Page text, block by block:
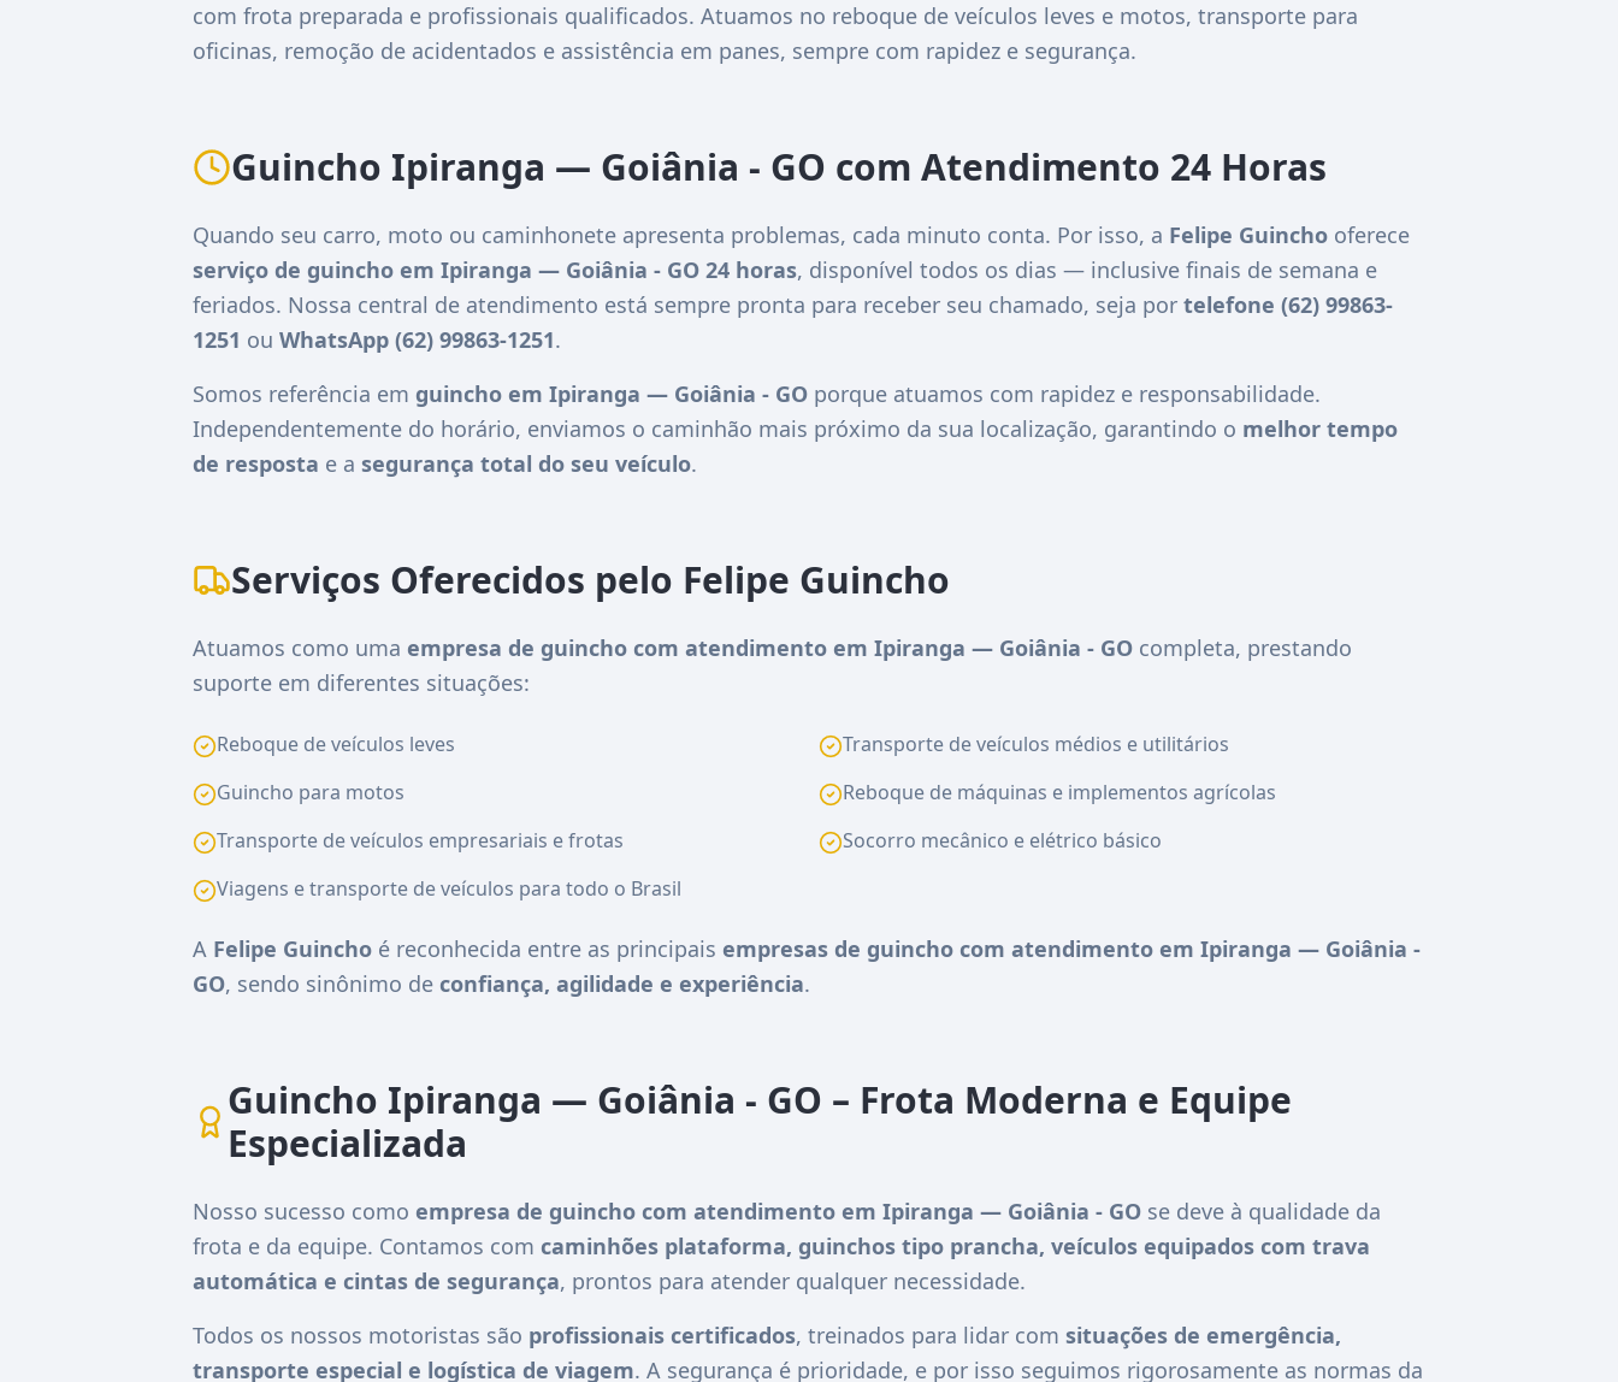
com frota preparada e profissionais qualificados. Atuamos no reboque de veículos leves e motos, transporte para
oficinas, remoção de acidentados e assistência em panes, sempre com rapidez e segurança.
Guincho Ipiranga — Goiânia - GO com Atendimento 24 Horas
Quando seu carro, moto ou caminhonete apresenta problemas, cada minuto conta. Por isso, a Felipe Guincho oferece
serviço de guincho em Ipiranga — Goiânia - GO 24 horas, disponível todos os dias — inclusive finais de semana e
feriados. Nossa central de atendimento está sempre pronta para receber seu chamado, seja por telefone (62) 99863-
1251 ou WhatsApp (62) 99863-1251.
Somos referência em guincho em Ipiranga — Goiânia - GO porque atuamos com rapidez e responsabilidade.
Independentemente do horário, enviamos o caminhão mais próximo da sua localização, garantindo o melhor tempo
de resposta e a segurança total do seu veículo.
Serviços Oferecidos pelo Felipe Guincho
Atuamos como uma empresa de guincho com atendimento em Ipiranga — Goiânia - GO completa, prestando
suporte em diferentes situações:
Reboque de veículos leves
Transporte de veículos médios e utilitários
Guincho para motos
Reboque de máquinas e implementos agrícolas
Transporte de veículos empresariais e frotas
Socorro mecânico e elétrico básico
Viagens e transporte de veículos para todo o Brasil
A Felipe Guincho é reconhecida entre as principais empresas de guincho com atendimento em Ipiranga — Goiânia -
GO, sendo sinônimo de confiança, agilidade e experiência.
Guincho Ipiranga — Goiânia - GO – Frota Moderna e Equipe
Especializada
Nosso sucesso como empresa de guincho com atendimento em Ipiranga — Goiânia - GO se deve à qualidade da
frota e da equipe. Contamos com caminhões plataforma, guinchos tipo prancha, veículos equipados com trava
automática e cintas de segurança, prontos para atender qualquer necessidade.
Todos os nossos motoristas são profissionais certificados, treinados para lidar com situações de emergência,
transporte especial e logística de viagem. A segurança é prioridade, e por isso seguimos rigorosamente as normas da